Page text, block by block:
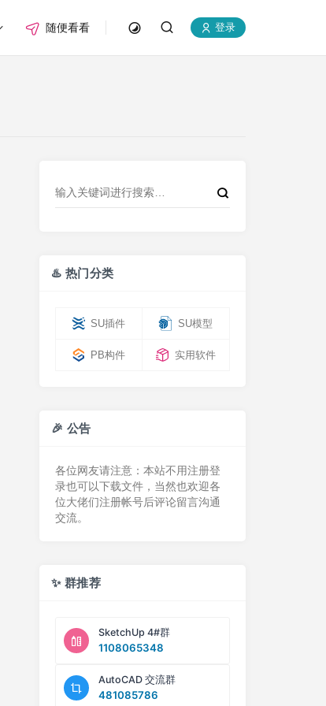
随便看看 登录
♨️ 热门分类
SU插件 SU模型
PB构件 实用软件
🎉 公告
各位网友请注意：本站不用注册登
录也可以下载文件，当然也欢迎各
位大佬们注册帐号后评论留言沟通
交流。
✨ 群推荐
SketchUp 4#群
1108065348
AutoCAD 交流群
481085786